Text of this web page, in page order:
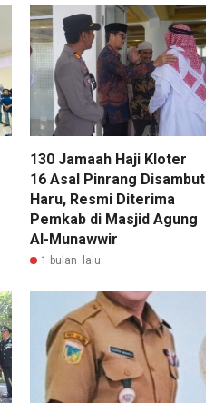
130 Jamaah Haji Kloter
16 Asal Pinrang Disambut
Haru, Resmi Diterima
Pemkab di Masjid Agung
Al-Munawwir
1 bulan lalu